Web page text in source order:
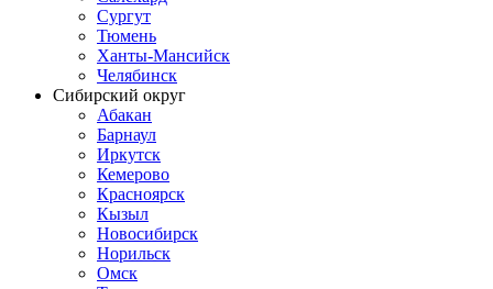
Сургут
Тюмень
Ханты-Мансийск
Челябинск
Сибирский округ
Абакан
Барнаул
Иркутск
Кемерово
Красноярск
Кызыл
Новосибирск
Норильск
Омск